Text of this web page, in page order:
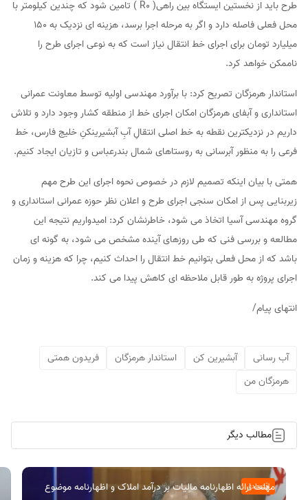
طرح باید از نخستین ایستگاه بین راهی( R0 ) تامین شود که چندین کیلومتر با
محل فعلی فاصله دارد و اگر به مرحله اجرا برسد، هزینه ای نزدیک به ۱۵۰
میلیارد تومان برای اجرای خط انتقال نیاز است که به نوعی اجرای طرح را
ناممکن خواهد کرد.
استاندار هرمزگان تصریح کرد: با برآورد مهندسی اولیه توسط معاونت عمرانی
استانداری و آبفای هرمزگان امکان اجرای خط از منطقه کشار وجود دارد و تلاش
داریم در نزدیکترین نقطه به خط اصلی انتقالِ آبِ آبشیرینکنِ خلیج فارس، خط
فرعی را به منظور آبرسانی به روستاهای شمال بندرعباس و تازیان ایجاد کنیم.
همتی با بیان اینکه تصمیم لازم در خصوص نحوه اجرای این طرح مهم
زیربنایی پس از امکان سنجی اجرای طرح و اعلان نظر حوزه عمرانی استانداری و
گروه مهندسی آسیا اتخاذ می شود، خاطرنشان کرد: امیدواریم نتیجه این
مطالعه و بررسی فنی که طی روزهای آینده مشخص می شود، به گونه ای
باشد که از محل فعلی بتوانیم خط انتقال را احداث کنیم، چرا که هزینه و زمان
اجرای پروژه به طور قابل ملاحظه ای کاهش پیدا می کند.
انتهای پیام/
آب رسانی آبشیرین کن استاندار هرمزگان
فریدون همتی
هرمزگان من
مطالب دیگر
اقتصادی
مهلت ارائه اظهارنامه مالیات بر درآمد املاک و اظهارنامه موضوع